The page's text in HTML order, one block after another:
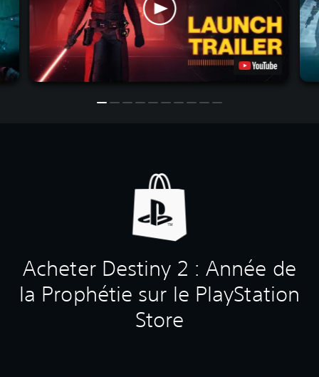
Acheter Destiny 2 : Année de
la Prophétie sur le PlayStation
Store